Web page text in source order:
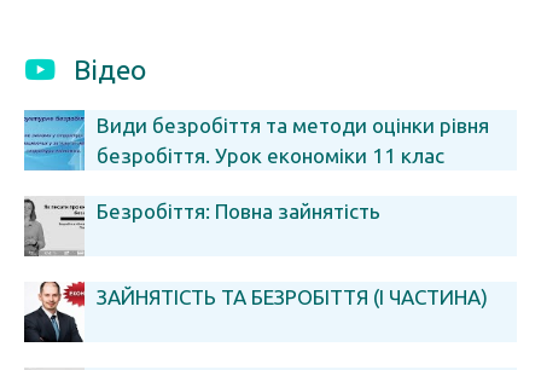
Відео
Види безробіття та методи оцінки рівня
безробіття. Урок економіки 11 клас
Безробіття: Повна зайнятість
ЗАЙНЯТІСТЬ ТА БЕЗРОБІТТЯ (І ЧАСТИНА)